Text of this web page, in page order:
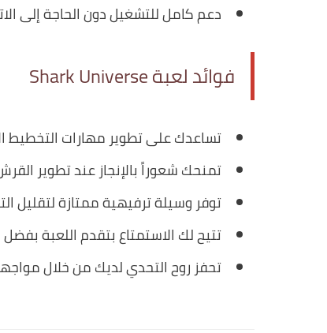
دعم كامل للتشغيل دون الحاجة إلى
فوائد لعبة Shark Universe
تساعدك على تطوير مهارات التخطيط
تمنحك شعوراً بالإنجاز عند تطوير
توفر وسيلة ترفيهية ممتازة لتقليل
تتيح لك الاستمتاع بتقدم اللعبة
تحفز روح التحدي لديك من خلال